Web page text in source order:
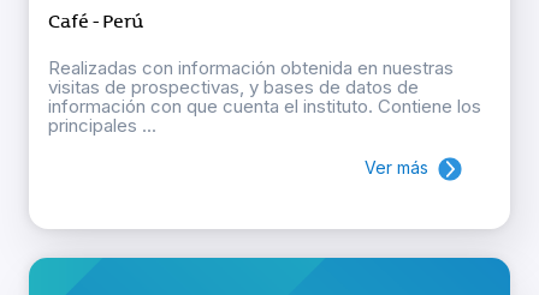
Café - Perú
Realizadas con información obtenida en nuestras
visitas de prospectivas, y bases de datos de
información con que cuenta el instituto. Contiene los
principales ...
Ver más